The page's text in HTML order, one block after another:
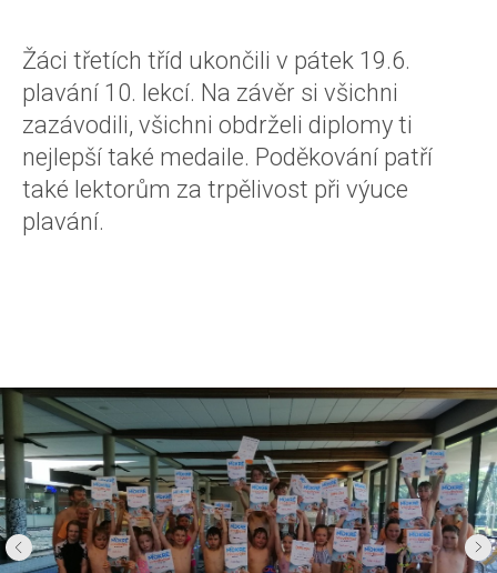
Žáci třetích tříd ukončili v pátek 19.6.
plavání 10. lekcí. Na závěr si všichni
zazávodili, všichni obdrželi diplomy ti
nejlepší také medaile. Poděkování patří
také lektorům za trpělivost při výuce
plavání.